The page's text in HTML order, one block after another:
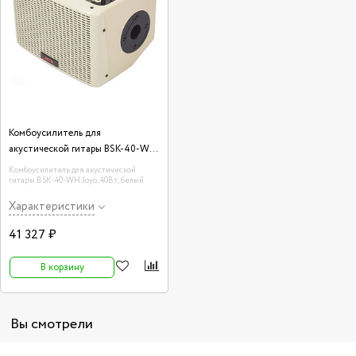
Комбоусилитель для
акустической гитары BSK-40-WH
Joyo
Комбоусилитель для акустической
гитары BSK-40-WH Joyo, 40Вт, белый
Характеристики
41 327 ₽
В корзину
Вы смотрели